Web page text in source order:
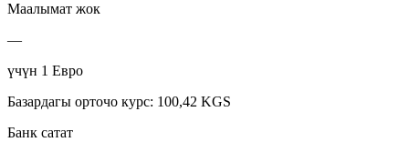
Маалымат жок
—
үчүн 1 Евро
Базардагы орточо курс: 100,42 KGS
Банк сатат